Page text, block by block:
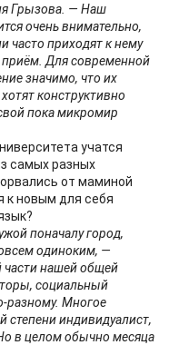
Грызова. — Наш
очень внимательно,
часто приходят к нему
Для современной
значимо, что их
конструктивно
пока микромир
учатся
самых разных
от маминой
к новым для себя
поначалу город,
одиноким, —
части нашей общей
социальный
разному. Многое
степени индивидуалист,
в целом обычно месяца